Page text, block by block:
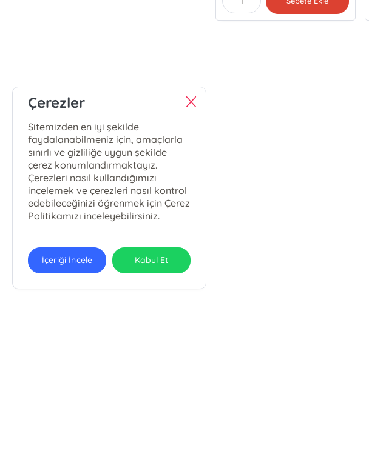
Çerezler
Sitemizden en iyi şekilde
faydalanabilmeniz için, amaçlarla
sınırlı ve gizliliğe uygun şekilde
çerez konumlandırmaktayız.
Çerezleri nasıl kullandığımızı
incelemek ve çerezleri nasıl kontrol
edebileceğinizi öğrenmek için Çerez
Politikamızı inceleyebilirsiniz.
İçeriği İncele Kabul Et